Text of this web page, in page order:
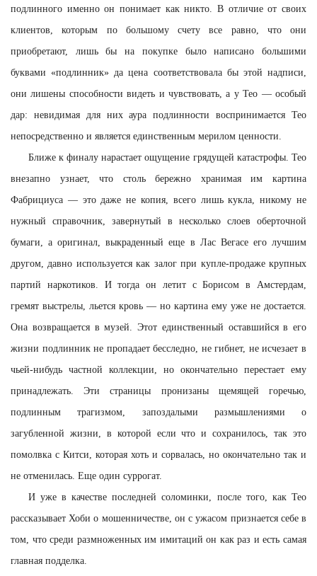
подлинного именно он понимает как никто. В отличие от своих
клиентов, которым по большому счету все равно, что они
приобретают, лишь бы на покупке было написано большими
буквами «подлинник» да цена соответствовала бы этой надписи,
они лишены способности видеть и чувствовать, а у Тео — особый
дар: невидимая для них аура подлинности воспринимается Тео
непосредственно и является единственным мерилом ценности.
Ближе к финалу нарастает ощущение грядущей катастрофы. Тео
внезапно узнает, что столь бережно хранимая им картина
Фабрициуса — это даже не копия, всего лишь кукла, никому не
нужный справочник, завернутый в несколько слоев оберточной
бумаги, а оригинал, выкраденный еще в Лас Вегасе его лучшим
другом, давно используется как залог при купле-продаже крупных
партий наркотиков. И тогда он летит с Борисом в Амстердам,
гремят выстрелы, льется кровь — но картина ему уже не достается.
Она возвращается в музей. Этот единственный оставшийся в его
жизни подлинник не пропадает бесследно, не гибнет, не исчезает в
чьей-нибудь частной коллекции, но окончательно перестает ему
принадлежать. Эти страницы пронизаны щемящей горечью,
подлинным трагизмом, запоздалыми размышлениями о
загубленной жизни, в которой если что и сохранилось, так это
помолвка с Китси, которая хоть и сорвалась, но окончательно так и
не отменилась. Еще один суррогат.
И уже в качестве последней соломинки, после того, как Тео
рассказывает Хоби о мошенничестве, он с ужасом признается себе в
том, что среди размноженных им имитаций он как раз и есть самая
главная подделка.